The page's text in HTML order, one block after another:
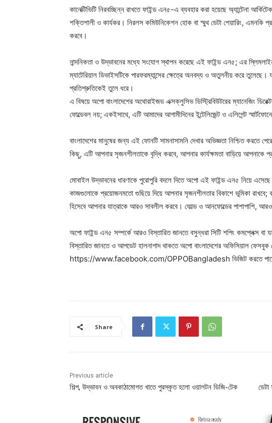
কানেক্টিভিটি নিরবচ্ছিন্ন রাখতে ফাইন্ড এন৫-এ ব্যবহার করা হয়েছে অ্যান্টেনা
শক্তিশালী ও কার্যকর। নিরলস কমিউনিকেশন হোক বা স্মুথ ডেটা শেয়ারিং, এমনকি
করবে।
নান্দনিকতা ও উদ্ভাবনের মধ্যে সংযোগ স্থাপন করেছে এই ফাইন্ড এন৫; এর
ম্যাটেরিয়াল ডিভাইসটিকে পারফরম্যান্সের ক্ষেত্রে অনবদ্য ও অতুলনীয় করে
প্রতিশ্রুতিকেই তুলে ধরে।
এ বিষয়ে অপো বাংলাদেশের অথোরাইজড এক্সক্লুসিভ ডিস্ট্রিবিউটরের ম্যানেজিং
ফোল্ডেবল নয়; একইসাথে, এটি আমাদের আগামীদিনের ইন্টেলিজেন্ট ও এলিগেন্ট
বাংলাদেশের মানুষের জন্য এই ফোনটি সামনাসামনি দেখার অভিজ্ঞতা নিশ্চিত
কিছু, এটি আপনার সৃজনশীলতাকে বৃদ্ধি করবে, আপনার কার্যক্ষমতা বাড়িয়ে আপনাকে
মোবাইল উদ্ভাবনের ধারণাকে পুরোপুরি বদলে দিতে অপো এই ফাইন্ড এন৫ নিয়ে
কাজগুলোকে প্রয়োজনমতো গুছিয়ে দিয়ে আপনার সৃজনশীলতার বিকাশে ভূমিকা রাখবে;
হিসেবে আপনার যাত্রাকে আরও সাবলীল করবে। ফোল্ড ও আনফোল্ডের পাশাপাশি,
অপো ফাইন্ড এন৫ সম্পর্কে আরও বিস্তারিত জানতে বসুন্ধরা সিটি শপিং কমপ্লেক্স
বিস্তারিত জানতে ও আপডেট হালনাগাদ থাকতে অপো বাংলাদেশের অফিসিয়াল
https://www.facebook.com/OPPOBangladesh ভিজিট করতে
Share
Previous article
শিল্প, উদ্ভাবন ও অবকাঠামোগত খাতে পুরস্কৃত হলো ওয়ালটন ডিজি-টেক